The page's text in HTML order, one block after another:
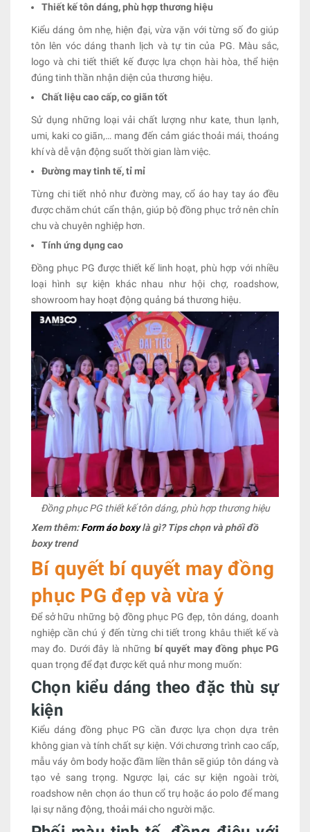
Thiết kế tôn dáng, phù hợp thương hiệu
Kiểu dáng ôm nhẹ, hiện đại, vừa vặn với từng số đo giúp
tôn lên vóc dáng thanh lịch và tự tin của PG. Màu sắc,
logo và chi tiết thiết kế được lựa chọn hài hòa, thể hiện
đúng tinh thần nhận diện của thương hiệu.
Chất liệu cao cấp, co giãn tốt
Sử dụng những loại vải chất lượng như kate, thun lạnh,
umi, kaki co giãn,… mang đến cảm giác thoải mái, thoáng
khí và dễ vận động suốt thời gian làm việc.
Đường may tinh tế, tỉ mỉ
Từng chi tiết nhỏ như đường may, cổ áo hay tay áo đều
được chăm chút cẩn thận, giúp bộ đồng phục trở nên chỉn
chu và chuyên nghiệp hơn.
Tính ứng dụng cao
Đồng phục PG được thiết kế linh hoạt, phù hợp với nhiều
loại hình sự kiện khác nhau như hội chợ, roadshow,
showroom hay hoạt động quảng bá thương hiệu.
Đồng phục PG thiết kế tôn dáng, phù hợp thương hiệu
Xem thêm:Form áo boxylà gì? Tips chọn và phối đồ
boxy trend
Bí quyết bí quyết may đồng
phục PG đẹp và vừa ý
Để sở hữu những bộ đồng phục PG đẹp, tôn dáng, doanh
nghiệp cần chú ý đến từng chi tiết trong khâu thiết kế và
may đo. Dưới đây là những bí quyết may đồng phục PG
quan trọng để đạt được kết quả như mong muốn:
Chọn kiểu dáng theo đặc thù sự
kiện
Kiểu dáng đồng phục PG cần được lựa chọn dựa trên
không gian và tính chất sự kiện. Với chương trình cao cấp,
mẫu váy ôm body hoặc đầm liền thân sẽ giúp tôn dáng và
tạo vẻ sang trọng. Ngược lại, các sự kiện ngoài trời,
roadshow nên chọn áo thun cổ trụ hoặc áo polo để mang
lại sự năng động, thoải mái cho người mặc.